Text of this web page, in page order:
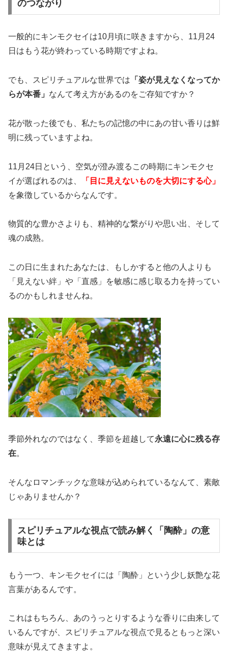
のつながり
一般的にキンモクセイは10月頃に咲きますから、11月24
日はもう花が終わっている時期ですよね。
でも、スピリチュアルな世界では 「姿が見えなくなってか
らが本番」 なんて考え方があるのをご存知ですか？
花が散った後でも、私たちの記憶の中にあの甘い香りは鮮
明に残っていますよね。
11月24日という、空気が澄み渡るこの時期にキンモクセ
イが選ばれるのは、
「目に見えないものを大切にする心」
を象徴しているからなんです。
物質的な豊かさよりも、精神的な繋がりや思い出、そして
魂の成熟。
この日に生まれたあなたは、もしかすると他の人よりも
「見えない絆」や「直感」を敏感に感じ取る力を持ってい
るのかもしれませんね。
季節外れなのではなく、季節を超越して永遠に心に残る存
在。
そんなロマンチックな意味が込められているなんて、素敵
じゃありませんか？
スピリチュアルな視点で読み解く「陶酔」の意
味とは
もう一つ、キンモクセイには「陶酔」という少し妖艶な花
言葉があるんです。
これはもちろん、あのうっとりするような香りに由来して
いるんですが、スピリチュアルな視点で見るともっと深い
意味が見えてきますよ。